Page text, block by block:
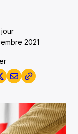
jour
2021